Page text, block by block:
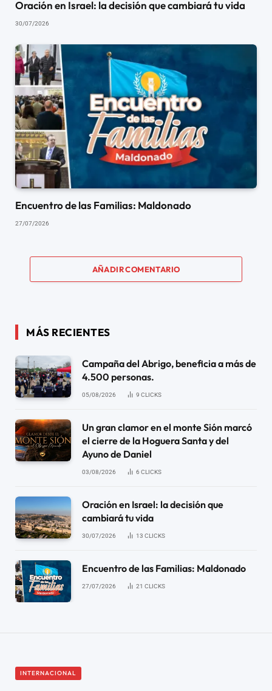
Oración en Israel: la decisión que cambiará tu vida
30/07/2026
Encuentro de las Familias: Maldonado
27/07/2026
AÑADIR COMENTARIO
MÁS RECIENTES
Campaña del Abrigo, beneficia a más de
4.500 personas.
05/08/2026 9 CLICKS
Un gran clamor en el monte Sión marcó
el cierre de la Hoguera Santa y del
Ayuno de Daniel
03/08/2026 6 CLICKS
Oración en Israel: la decisión que
cambiará tu vida
30/07/2026 13 CLICKS
Encuentro de las Familias: Maldonado
27/07/2026 21 CLICKS
INTERNACIONAL